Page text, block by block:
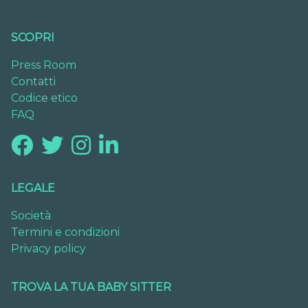
SCOPRI
Press Room
Contatti
Codice etico
FAQ
LEGALE
Società
Termini e condizioni
Privacy policy
TROVA LA TUA BABY SITTER